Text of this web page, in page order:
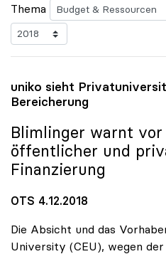
Thema
uniko sieht
Bereicherung
Blimlinger warnt vor
öffentlicher und
Finanzierung
OTS 4.12.2018
Die Absicht und das
University (CEU), wegen